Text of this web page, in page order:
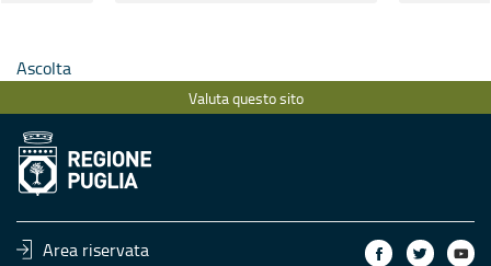
Ascolta
Valuta questo sito
Area riservata